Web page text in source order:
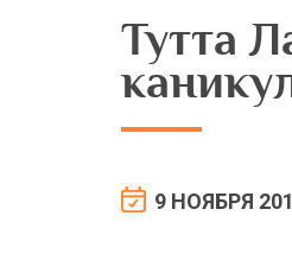
Тутта
9 НОЯБРЯ